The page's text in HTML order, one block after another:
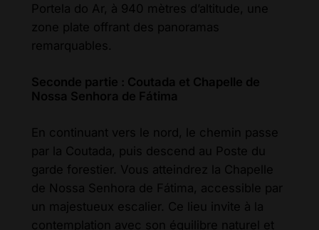
Portela do Ar, à 940 mètres d’altitude, une
zone plate offrant des panoramas
remarquables.
Seconde partie : Coutada et Chapelle de
Nossa Senhora de Fátima
En continuant vers le nord, le chemin passe
par la Coutada, puis descend au Poste du
garde forestier. Vous atteindrez la Chapelle
de Nossa Senhora de Fátima, accessible par
un majestueux escalier. Ce lieu invite à la
contemplation avec son équilibre naturel et